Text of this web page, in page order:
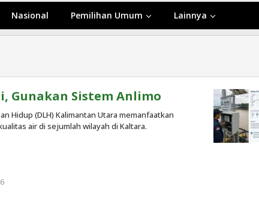
Nasional Pemilihan Umum Lainnya
Gunakan Sistem Anlimo
Hidup (DLH) Kalimantan Utara memanfaatkan
air di sejumlah wilayah di Kaltara.